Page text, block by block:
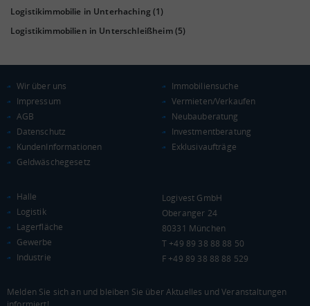
0 €
BRUTTOINLANDSPRODUKT
(LANDKREIS / KREISFREIE STADT)
Gesamt BIP je Erwerbstätigen BIP je Einwohner
110.283 €
BRUTTOWERTSCHÖPFUNG
(LANDKREIS / KREISFREIE STADT)
Gesamt Produzierendes Gewerbe Handel und
34.533.325 Tsd. € 4.967.015 Tsd. € 10.341.634 Tsd. €
Logistikimmobilie in Unterhaching(1)
Logistikimmobilien in Unterschleißheim(5)
Wir über uns
Impressum
AGB
Datenschutz
KundenInformationen
Geldwäschegesetz
Immobiliensuche
Vermieten/Verkaufen
Neubauberatung
Investmentberatung
Exklusivaufträge
Halle
Logistik
Lagerfläche
Gewerbe
Industrie
Logivest GmbH
Oberanger 24
80331 München
T +49 89 38 88 88 50
F +49 89 38 88 88 529
Melden Sie sich an und bleiben Sie über Aktuelles und Veranstaltungen